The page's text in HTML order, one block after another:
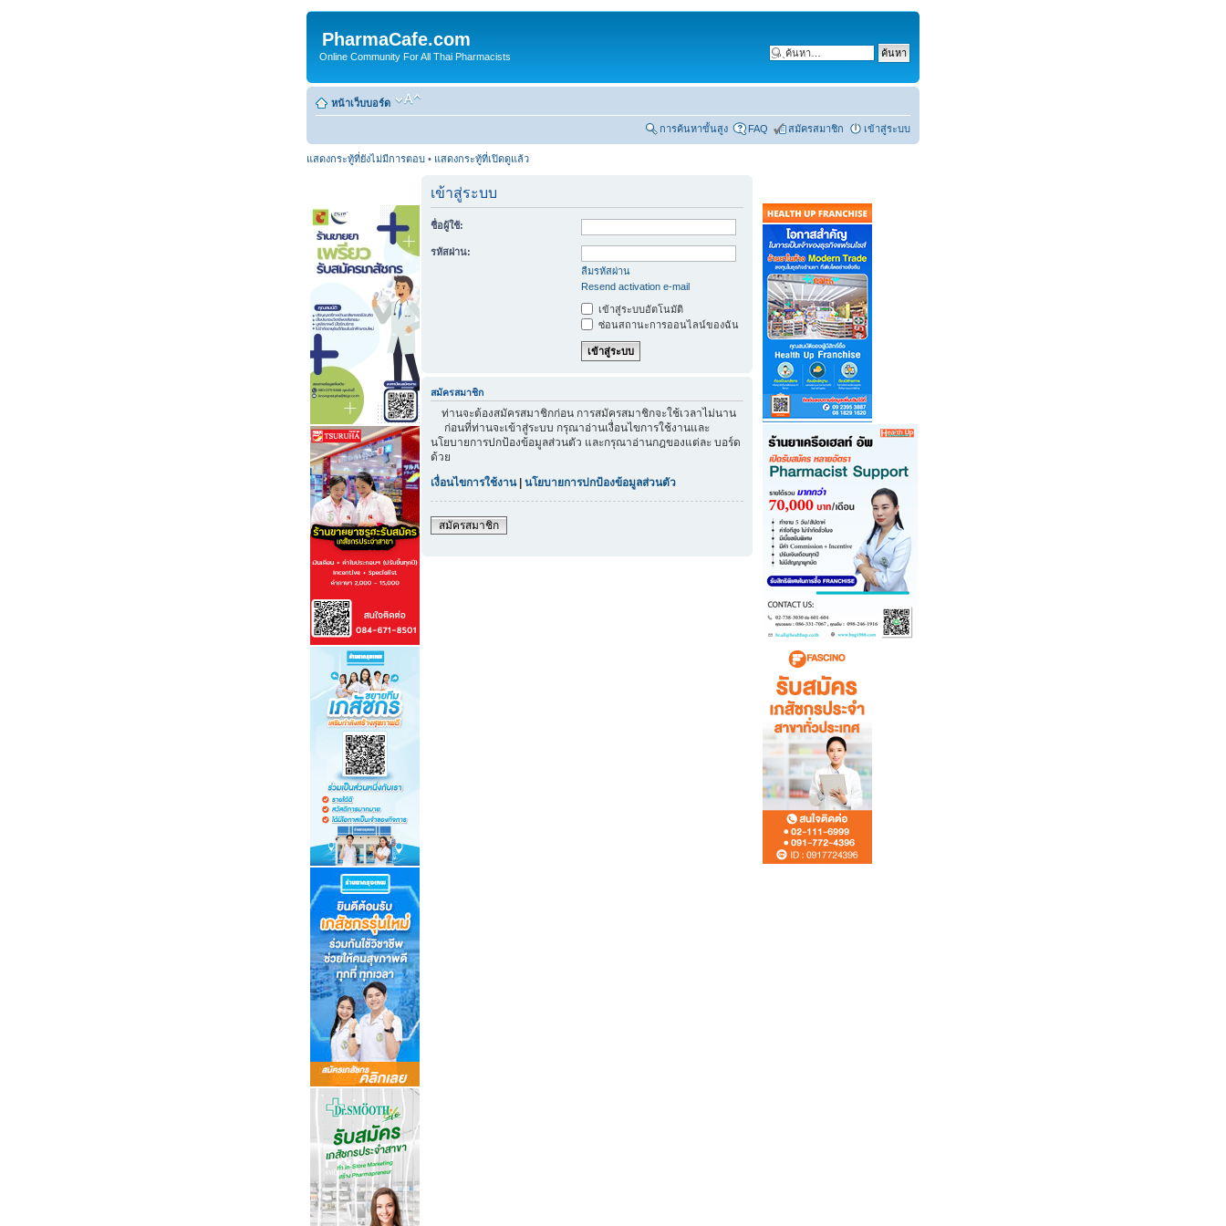
PharmaCafe.com
Online Community For All Thai Pharmacists
หน้าเว็บบอร์ด
การค้นหาขั้นสูง FAQ สมัครสมาชิก เข้าสู่ระบบ
แสดงกระทู้ที่ยังไม่มีการตอบ • แสดงกระทู้ที่เปิดดูแล้ว
เข้าสู่ระบบ
ชื่อผู้ใช้:
รหัสผ่าน:
ลืมรหัสผ่าน
Resend activation e-mail
เข้าสู่ระบบอัตโนมัติ
ซ่อนสถานะการออนไลน์ของฉัน
สมัครสมาชิก
ท่านจะต้องสมัครสมาชิกก่อน การสมัครสมาชิกจะใช้เวลาไม่นาน
ก่อนที่ท่านจะเข้าสู่ระบบ กรุณาอ่านเงื่อนไขการใช้งานและ
นโยบายการปกป้องข้อมูลส่วนตัว และกรุณาอ่านกฎของแต่ละ บอร์ด
ด้วย
เงื่อนไขการใช้งาน| นโยบายการปกป้องข้อมูลส่วนตัว
สมัครสมาชิก